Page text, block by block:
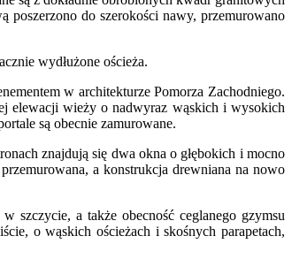
do szerokości nawy, przemurowano
wydłużone ościeża.
w architekturze Pomorza Zachodniego.
elewacji wieży o nadwyraz wąskich i wysokich
są obecnie zamurowane.
znajdują się dwa okna o głębokich i mocno
a konstrukcja drewniana na nowo
szczycie, a także obecność ceglanego gzymsu
o wąskich ościeżach i skośnych parapetach,